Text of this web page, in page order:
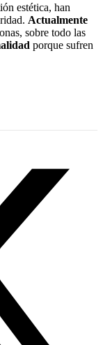
estética, han
Actualmente
sobre todo las
porque sufren